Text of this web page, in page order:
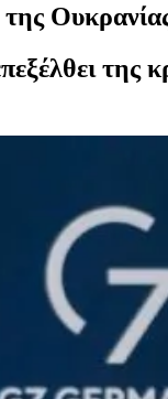
της
της